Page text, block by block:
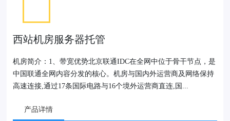
西站机房服务器托管
机房简介：1、带宽优势北京联通IDC在全网中位于骨干节点，是
中国联通全网内容分发的核心。机房与国内外运营商及网络保持
高速连接,通过17条国际电路与16个境外运营商直连,国...
产品详情